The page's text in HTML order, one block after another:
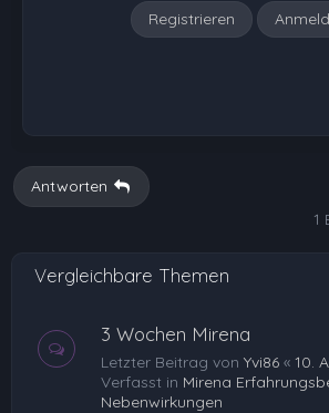
Registrieren
Antworten
1
Vergleichbare Themen
3 Wochen Mirena
Letzter Beitrag von Yvi86 « 10.
Verfasst in Mirena
Nebenwirkungen